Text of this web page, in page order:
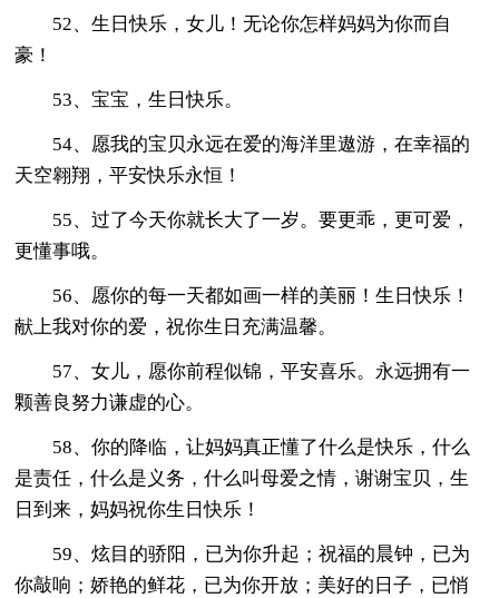
52、生日快乐，女儿！无论你怎样妈妈为你而自
豪！
53、宝宝，生日快乐。
54、愿我的宝贝永远在爱的海洋里遨游，在幸福的
天空翱翔，平安快乐永恒！
55、过了今天你就长大了一岁。要更乖，更可爱，
更懂事哦。
56、愿你的每一天都如画一样的美丽！生日快乐！
献上我对你的爱，祝你生日充满温馨。
57、女儿，愿你前程似锦，平安喜乐。永远拥有一
颗善良努力谦虚的心。
58、你的降临，让妈妈真正懂了什么是快乐，什么
是责任，什么是义务，什么叫母爱之情，谢谢宝贝，生
日到来，妈妈祝你生日快乐！
59、炫目的骄阳，已为你升起；祝福的晨钟，已为
你敲响；娇艳的鲜花，已为你开放；美好的日子，已悄